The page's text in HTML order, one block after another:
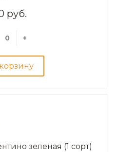
руб.
+
зеленая (1 сорт)